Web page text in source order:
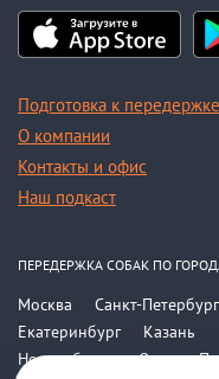
Подготовка к передержке
О компании
Контакты и офис
Наш подкаст
ПЕРЕДЕРЖКА СОБАК ПО
Москва Санкт-Петербург
Екатеринбург
Казань
Новосибирск
Омск